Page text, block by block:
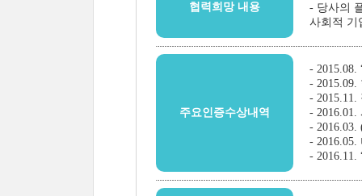
협력희망 내용
- 당사의
사회적 기
주요인증수상내역
- 2015.08.
-
-
-
-
-
- 2016.11.